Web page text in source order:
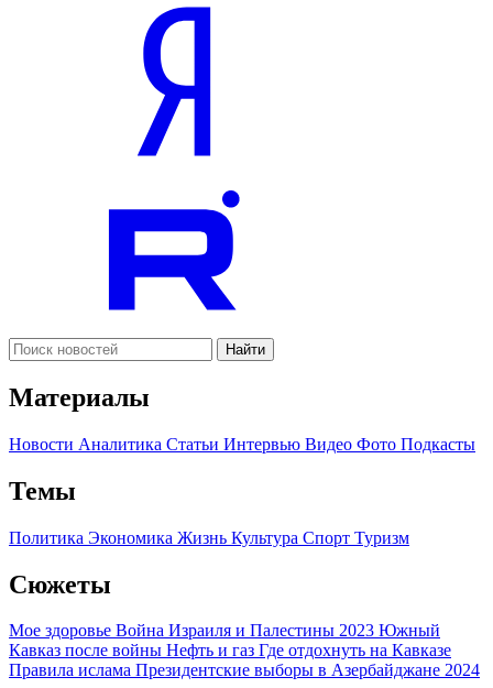
Найти
Материалы
Новости Аналитика Статьи Интервью Видео Фото Подкасты
Темы
Политика Экономика Жизнь Культура Спорт Туризм
Сюжеты
Мое здоровье Война Израиля и Палестины 2023 Южный
Кавказ после войны Нефть и газ Где отдохнуть на Кавказе
Правила ислама Президентские выборы в Азербайджане 2024